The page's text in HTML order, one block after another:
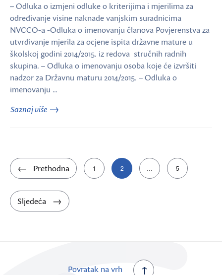
– Odluka o izmjeni odluke o kriterijima i mjerilima za
određivanje visine naknade vanjskim suradnicima
NVCCO-a -Odluka o imenovanju članova Povjerenstva za
utvrđivanje mjerila za ocjene ispita državne mature u
školskoj godini 2014/2015. iz redova stručnih radnih
skupina. – Odluka o imenovanju osoba koje će izvršiti
nadzor za Državnu maturu 2014/2015. – Odluka o
imenovanju …
Saznaj više
Brojevi
stranica
objava
Prethodna 1 2 … 5
Sljedeća
Povratak na vrh